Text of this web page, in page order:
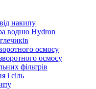
накипу
водню Hydron
осмосу
осмосу
фільтрів
і сіль